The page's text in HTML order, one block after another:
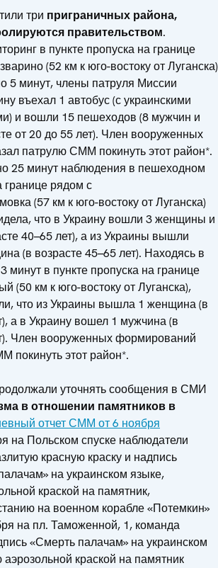
три приграничных района,
правительством.
в пункте пропуска на границе
(52 км к юго-востоку от Луганска)
5 минут, члены патруля Миссии
въехал 1 автобус (с украинскими
и вошли 15 пешеходов (8 мужчин и
от 20 до 55 лет). Член вооруженных
патрулю СММ покинуть этот район*.
25 минут наблюдения в пешеходном
границе рядом с
(57 км к юго-востоку от Луганска)
что в Украину вошли 3 женщины и
40–65 лет), а из Украины вышли
(в возрасте 45–65 лет). Находясь в
минут в пункте пропуска на границе
(50 км к юго-востоку от Луганска),
что из Украины вышла 1 женщина (в
а в Украину вошел 1 мужчина (в
Член вооруженных формирований
покинуть этот район*.
уточнять сообщения в СМИ
в отношении памятников в
отчет СММ от 6 ноября
на Польском спуске наблюдатели
красную краску и надпись
на украинском языке,
краской на памятник,
на военном корабле «Потемкин»
на пл. Таможенной, 1, команда
«Смерть палачам» на украинском
краской на памятник